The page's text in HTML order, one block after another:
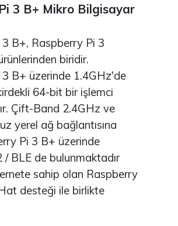
3 B+ Mikro Bilgisayar
B+, Raspberry Pi 3
biridir.
B+ üzerinde 1.4GHz'de
64-bit bir işlemci
Çift-Band 2.4GHz ve
yerel ağ bağlantısına
Pi 3 B+ üzerinde
BLE de bulunmaktadır
sahip olan Raspberry
desteği ile birlikte